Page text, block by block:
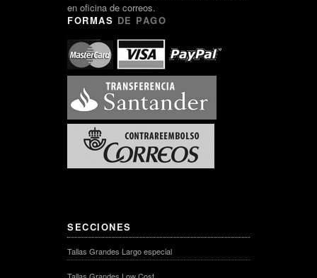
en oficina de correos.
FORMAS DE PAGO
SECCIONES
Tallas Grandes Largo especial